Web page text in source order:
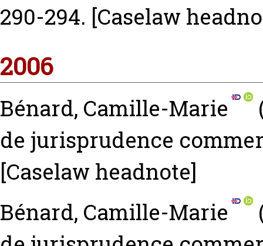
290-294. [Caselaw
2006
Bénard, Camille-Marie
de jurisprudence
[Caselaw headnote]
Bénard, Camille-Marie